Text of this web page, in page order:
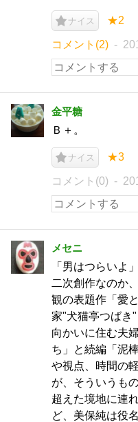
ナイス ★2
コメント(2)
金平糖
Ｂ＋。
ナイス ★3
コメント(0)
メセニ
「男はつらいよ
二次創作なのか
観の表題作「愛
家"犬猫亭つばき
向かいに住む夫
ち」と続編「泥
や視点、時間の
が、そういうも
超えた境地に連
ど、美保純は役